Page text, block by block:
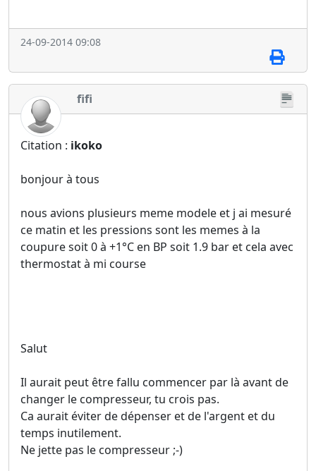
24-09-2014 09:08
fifi
Citation : ikoko
bonjour à tous
nous avions plusieurs meme modele et j ai mesuré
ce matin et les pressions sont les memes à la
coupure soit 0 à +1°C en BP soit 1.9 bar et cela avec
thermostat à mi course
Salut
Il aurait peut être fallu commencer par là avant de
changer le compresseur, tu crois pas.
Ca aurait éviter de dépenser et de l'argent et du
temps inutilement.
Ne jette pas le compresseur ;-)